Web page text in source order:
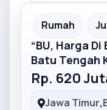
Partner Ad
Rumah
“BU, Harga Di
Batu Tengah
Rp. 620
Jawa Timur,